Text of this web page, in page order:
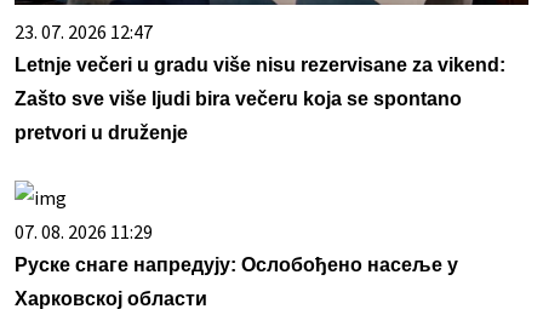
23. 07. 2026 12:47
Letnje večeri u gradu više nisu rezervisane za vikend:
Zašto sve više ljudi bira večeru koja se spontano
pretvori u druženje
07. 08. 2026 11:29
Руске снаге напредују: Ослобођено насеље у
Харковској области